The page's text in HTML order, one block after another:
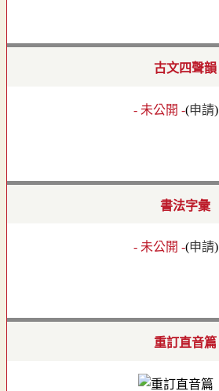
古文四聲韻
- 未公開 -(申請)
書法字彙
- 未公開 -(申請)
重訂直音篇